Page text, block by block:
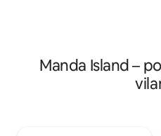
Manda Island –